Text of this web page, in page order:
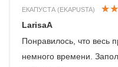
ЕКАПУСТА (EKAPUSTA)
LarisaA
Понравилось, что весь
немного времени.